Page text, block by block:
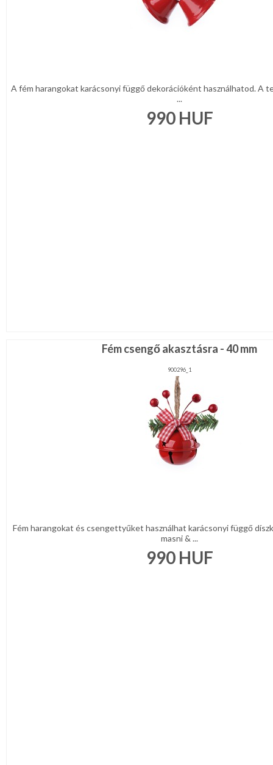
A fém harangokat karácsonyi függő dekorációként használhatod. A
...
990HUF
Fém csengő akasztásra - 40 mm
900296_1
Fém harangokat és csengettyűket használhat karácsonyi függő
masni & ...
990HUF